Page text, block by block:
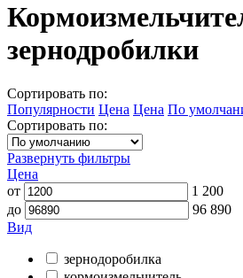
зернодробилки
Сортировать по:
Популярности Цена Цена По
Сортировать по:
Развернуть фильтры
Цена
от
1 200
до
96 890
Вид
зернодоробилка